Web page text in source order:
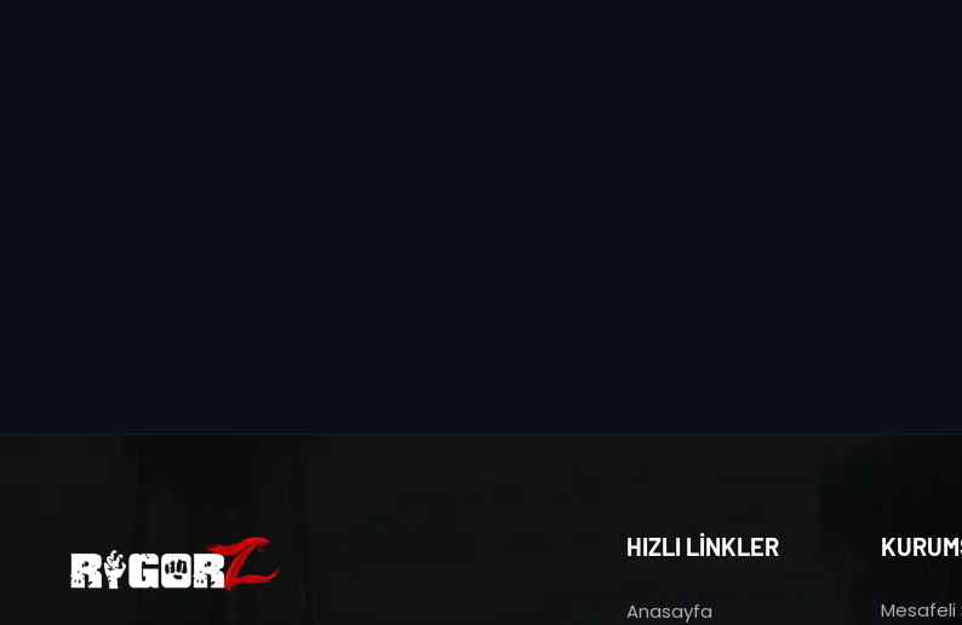
HIZLI LİNKLER
Anasayfa
Mesafeli